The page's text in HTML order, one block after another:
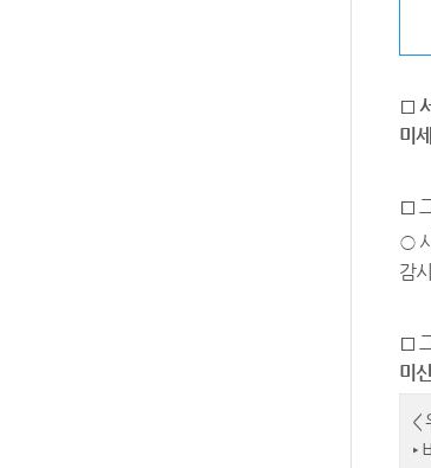
□
미
□
○
감
□
미
<
‣